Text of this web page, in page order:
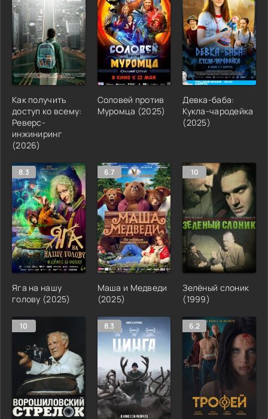
Как получить
доступ ко всему:
Реверс-
инжиниринг
(2026)
Соловей против
Муромца (2025)
Девка-баба:
Кукла-чародейка
(2025)
8.3
Яга на нашу
голову (2025)
6.7
Маша и Медведи
(2025)
10
Зелёный слоник
(1999)
10 8.3 6.2